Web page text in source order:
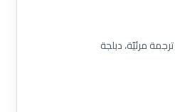
مرئيّة، دبلجة